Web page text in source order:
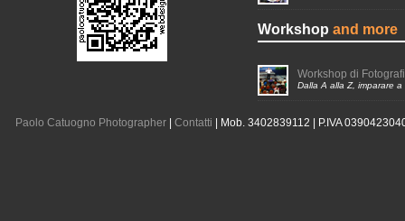
Workshop and more
Workshop di
Dalla A alla Z, imparare
Paolo Catuogno Photographer Contatti | Mob. 3402839112 | P.IVA